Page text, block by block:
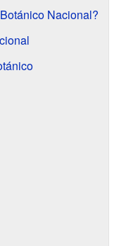
Nacional?